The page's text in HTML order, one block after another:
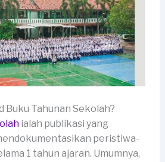
Buku Tahunan Sekolah?
ialah publikasi yang
peristiwa-
1 tahun ajaran. Umumnya,